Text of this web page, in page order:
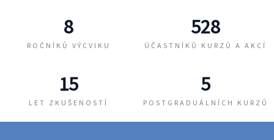
systémem, CNS, ANS a
MNS, Radek Neškrabal,
ROČNÍKŮ VÝCVIKU
8
ÚČASTNÍKŮ KURZŮ A AKCÍ
528
LET ZKUŠENOSTÍ
15
POSTGRADUÁLNÍCH KURZŮ
5